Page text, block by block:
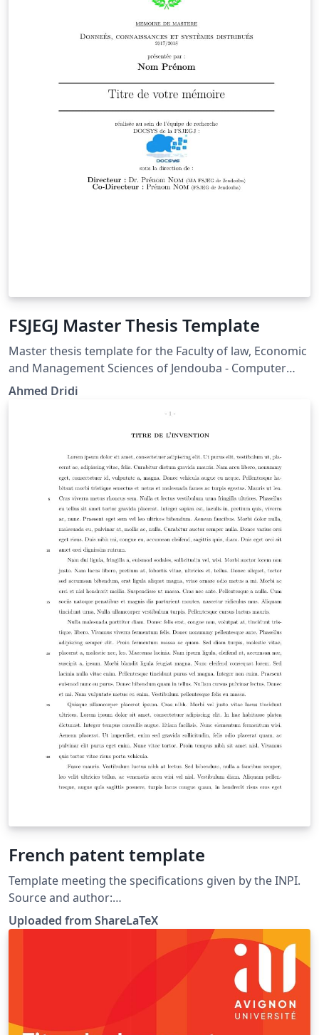
FSJEGJ Master Thesis Template
Master thesis template for the Faculty of law, Economic
and Management Sciences of Jendouba - Computer
Sciences department. This template is created by
Ahmed Dridi
French patent template
Template meeting the specifications given by the INPI.
Source and author:
https://github.com/tdehaeze/Patent-Template-LaTeX
This template was originally published on ShareLaTeX
and subsequently moved to Overleaf in November
Uploaded from ShareLaTeX